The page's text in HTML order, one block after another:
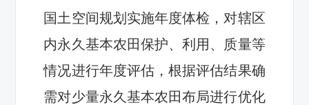
国土空间规划实施年度体检， 对辖区
内永久基本农田保护、利用、质量等
情况进行年度评估，根据评估结果确
需对少量永久基本农田布局进行优化